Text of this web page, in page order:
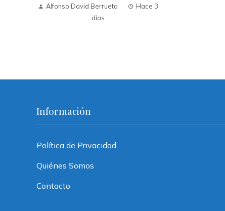
Alfonso David Berrueta
Hace 3
días
Información
Política de Privacidad
Quiénes Somos
Contacto